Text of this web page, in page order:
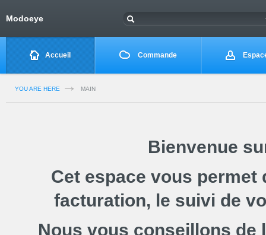
Modoeye
Accueil Commande
YOU ARE HERE MAIN
Bienvenue
Cet espace vous
facturation, le suivi de
Nous vous conseillons